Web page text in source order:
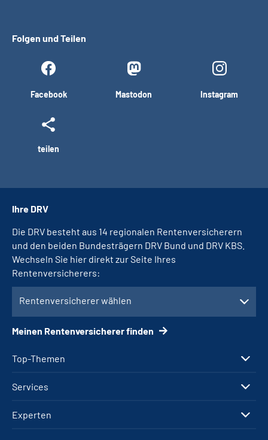
Folgen und Teilen
Facebook Mastodon Instagram
teilen
Top-Themen
Services
Experten
Ihre DRV
Die DRV besteht aus 14 regionalen Rentenversicherern
und den beiden Bundesträgern DRV Bund und DRV KBS.
Wechseln Sie hier direkt zur Seite Ihres
Rentenversicherers:
Rentenversicherer wählen
Meinen Rentenversicherer finden